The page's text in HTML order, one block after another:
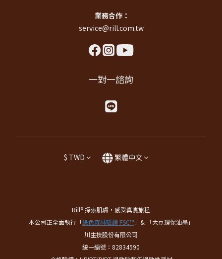
業務合作：
service@rill.com.tw
一對一諮詢
$ TWD 繁體中文
Rill® 探索肌膚，感受真實旅程
本公司正全面執行「綠色森林驗證 FSC™ 」& 「大豆環保油墨」
川生技股份有限公司
統一編號：82834590